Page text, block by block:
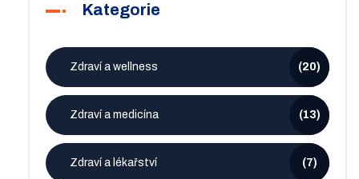
Kategorie
Zdraví a wellness (20)
Zdraví a medicína (13)
Zdraví a lékařství (7)